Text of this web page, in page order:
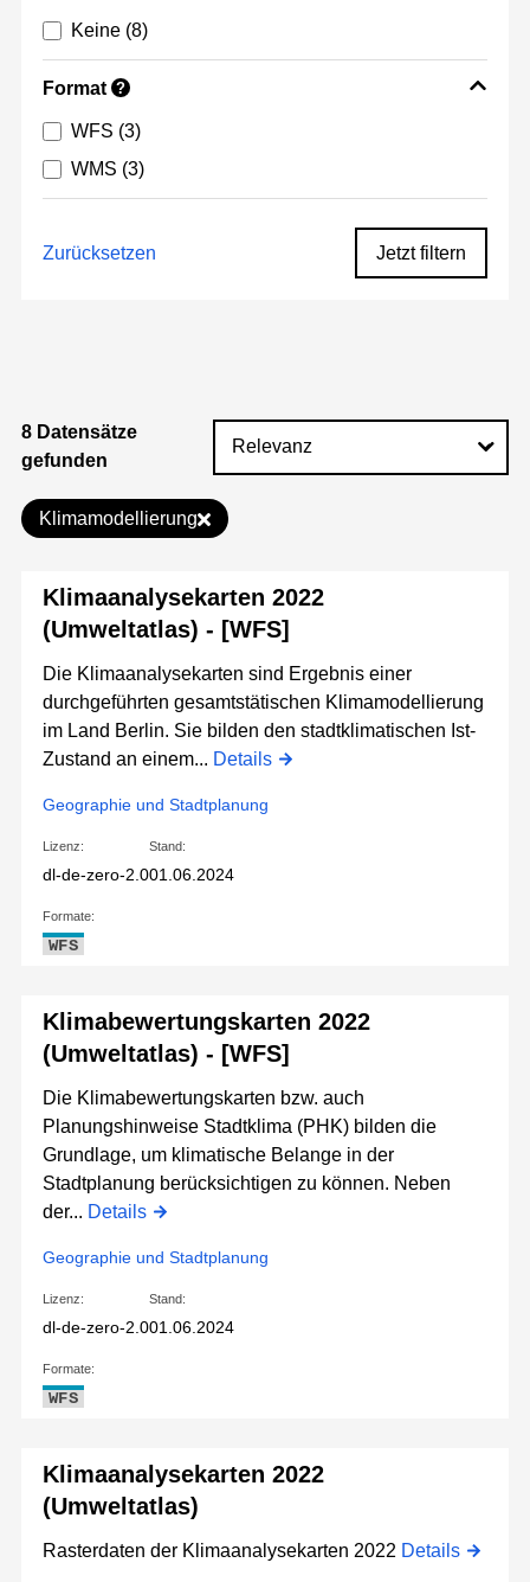
Keine (8)
Format ?
WFS (3)
WMS (3)
Zurücksetzen Jetzt filtern
8 Datensätze
gefunden
Klimamodellierung
Klimaanalysekarten 2022
(Umweltatlas) - [WFS]
Die Klimaanalysekarten sind Ergebnis einer
durchgeführten gesamtstätischen Klimamodellierung
im Land Berlin. Sie bilden den stadtklimatischen Ist-
Zustand an einem... Details
Geographie und Stadtplanung
Lizenz:
dl-de-zero-2.0
Stand:
01.06.2024
Formate:
WFS
Klimabewertungskarten 2022
(Umweltatlas) - [WFS]
Die Klimabewertungskarten bzw. auch
Planungshinweise Stadtklima (PHK) bilden die
Grundlage, um klimatische Belange in der
Stadtplanung berücksichtigen zu können. Neben
der... Details
Geographie und Stadtplanung
Lizenz:
dl-de-zero-2.0
Stand:
01.06.2024
Formate:
WFS
Klimaanalysekarten 2022
(Umweltatlas)
Rasterdaten der Klimaanalysekarten 2022 Details